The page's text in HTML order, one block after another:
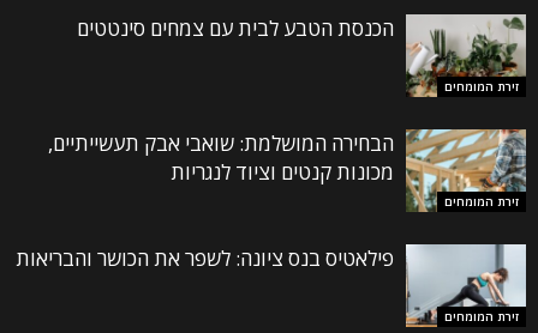
זירת המומחים
הכנסת הטבע לבית עם צמחים סינטטים
זירת המומחים
הבחירה המושלמת: שואבי אבק תעשייתיים,
מכונות קנטים וציוד לנגריות
זירת המומחים
פילאטיס בנס ציונה: לשפר את הכושר והבריאות